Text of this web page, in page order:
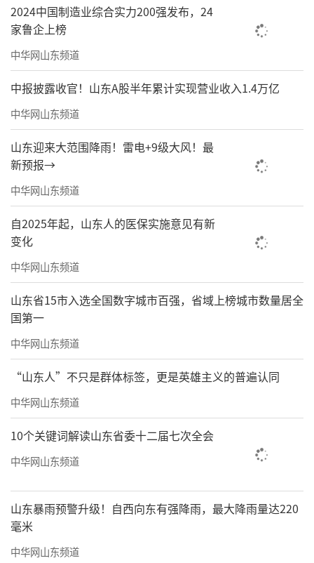
水壶可拆卸、用途多，能充分满足用户在家居
场景、聚会场景等用水需求。
如今，海尔冰箱泰国工厂已形成“研发-制
造-出口”一体化模式，为全球用户提供智能、
节能环保的解决方案。展望未来，海尔制冷将
持续洞察用户需求，升级供应链，推出优质产
品，为用户带来更多惊喜与便利。
海尔欧洲零废物认证与98%回收率
色制造
3月30日是国际零废物日，海尔欧洲以此为
契机，分享其在减少废物、推动循环经济方面
取得的显著成果，为全球可持续发展贡献力
量：
2024中国制造业综合实力200强发布，24
家鲁企上榜
中华网山东频道
中报披露收官！山东A股半年累计实现营业收入1.4万亿
中华网山东频道
山东迎来大范围降雨！雷电+9级大风！最
新预报→
中华网山东频道
自2025年起，山东人的医保实施意见有新
变化
中华网山东频道
山东省15市入选全国数字城市百强，省域上榜城市数量居全
国第一
中华网山东频道
“山东人”不只是群体标签，更是英雄主义的普遍认同
中华网山东频道
10个关键词解读山东省委十二届七次全会
中华网山东频道
山东暴雨预警升级！自西向东有强降雨，最大降雨量达220
毫米
中华网山东频道